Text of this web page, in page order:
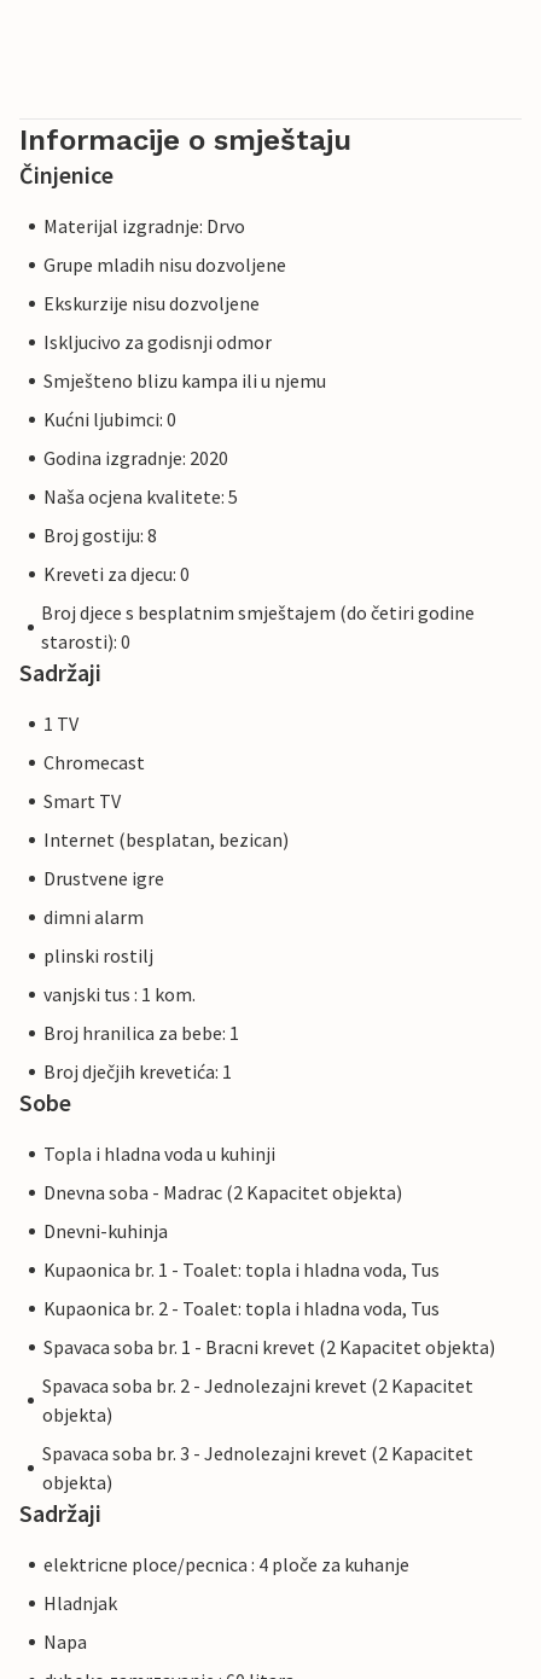
Informacije o smještaju
Činjenice
Materijal izgradnje: Drvo
Grupe mladih nisu dozvoljene
Ekskurzije nisu dozvoljene
Iskljucivo za godisnji odmor
Smješteno blizu kampa ili u njemu
Kućni ljubimci: 0
Godina izgradnje: 2020
Naša ocjena kvalitete: 5
Broj gostiju: 8
Kreveti za djecu: 0
Broj djece s besplatnim smještajem (do četiri godine
starosti): 0
Sadržaji
1 TV
Chromecast
Smart TV
Internet (besplatan, bezican)
Drustvene igre
dimni alarm
plinski rostilj
vanjski tus : 1 kom.
Broj hranilica za bebe: 1
Broj dječjih krevetića: 1
Sobe
Topla i hladna voda u kuhinji
Dnevna soba - Madrac (2 Kapacitet objekta)
Dnevni-kuhinja
Kupaonica br. 1 - Toalet: topla i hladna voda, Tus
Kupaonica br. 2 - Toalet: topla i hladna voda, Tus
Spavaca soba br. 1 - Bracni krevet (2 Kapacitet objekta)
Spavaca soba br. 2 - Jednolezajni krevet (2 Kapacitet
objekta)
Spavaca soba br. 3 - Jednolezajni krevet (2 Kapacitet
objekta)
Sadržaji
elektricne ploce/pecnica : 4 ploče za kuhanje
Hladnjak
Napa